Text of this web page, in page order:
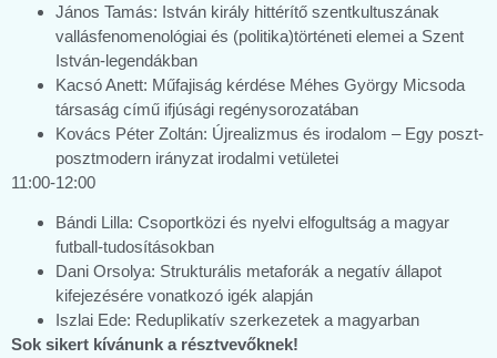
János Tamás: István király hittérítő szentkultuszának
vallásfenomenológiai és (politika)történeti elemei a Szent
István-legendákban
Kacsó Anett: Műfajiság kérdése Méhes György Micsoda
társaság című ifjúsági regénysorozatában
Kovács Péter Zoltán: Újrealizmus és irodalom – Egy poszt-
posztmodern irányzat irodalmi vetületei
11:00-12:00
Bándi Lilla: Csoportközi és nyelvi elfogultság a magyar
futball-tudosításokban
Dani Orsolya: Strukturális metaforák a negatív állapot
kifejezésére vonatkozó igék alapján
Iszlai Ede: Reduplikatív szerkezetek a magyarban
Sok sikert kívánunk a résztvevőknek!